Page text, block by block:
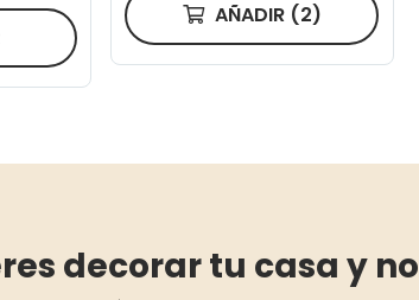
AÑADIR (2)
decorar tu casa y no